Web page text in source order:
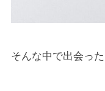
そんな中で出会った